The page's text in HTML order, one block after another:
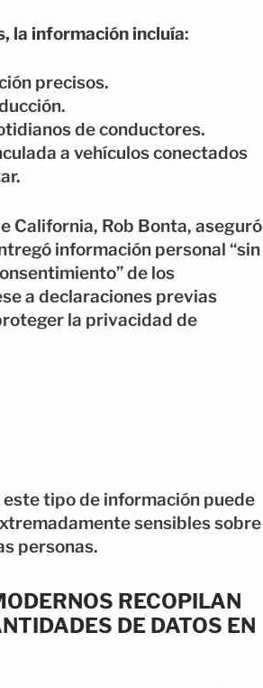
la información incluía:
precisos.
de conductores.
a vehículos conectados
California, Rob Bonta, aseguró
información personal “sin
de los
a declaraciones previas
la privacidad de
tipo de información puede
sensibles sobre
personas.
RECOPILAN
DE DATOS EN